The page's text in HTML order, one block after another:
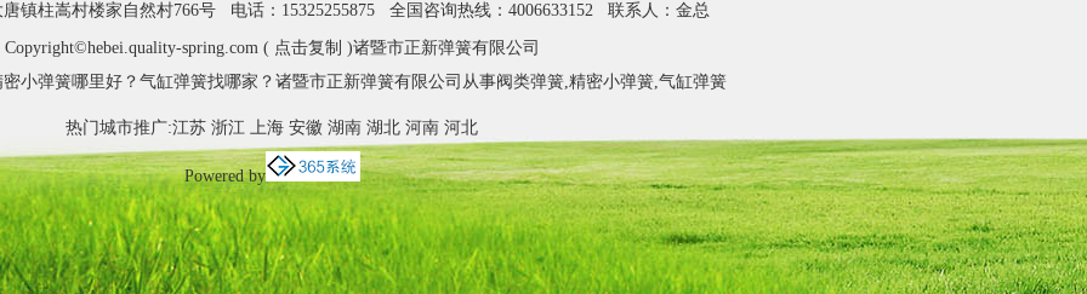
镇柱嵩村楼家自然村766号 电话：15325255875 全国咨询热线：4006633152 联系人：金总
Copyright©hebei.quality-spring.com( 点击复制 )诸暨市正新弹簧有限公司
小弹簧哪里好？气缸弹簧找哪家？诸暨市正新弹簧有限公司从事阀类弹簧,精密小弹簧,气缸弹簧
热门城市推广:江苏 浙江 上海 安徽 湖南 湖北 河南 河北
Powered by